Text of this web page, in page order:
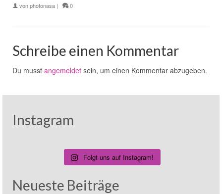
vonphotonasa | 0
Schreibe einen Kommentar
Du musst angemeldet sein, um einen Kommentar abzugeben.
Instagram
Folgt uns auf Instagram!
Neueste Beiträge